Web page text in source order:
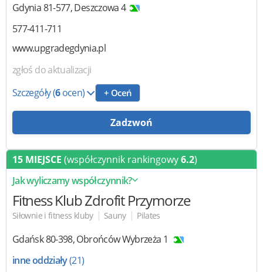
Gdynia81-577,Deszczowa 4
577-411-711
www.upgradegdynia.pl
zgłoś do aktualizacji
Szczegóły(6ocen) + Oceń
Zadzwoń
15 MIEJSCE (współczynnik rankingowy6.2)
Jak wyliczamy współczynnik?
Fitness Klub Zdrofit Przymorze
Siłownie i fitness kluby | Sauny | Pilates
Gdańsk80-398,Obrońców Wybrzeża 1
inne oddziały(21)